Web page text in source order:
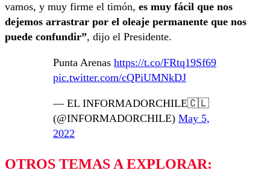
vamos, y muy firme el timón, es muy fácil que nos
dejemos arrastrar por el oleaje permanente que nos
puede confundir”, dijo el Presidente.
Punta Arenas https://t.co/FRtq19Sf69
pic.twitter.com/cQPiUMNkDJ
— EL INFORMADORCHILE🇨🇱
(@INFORMADORCHILE) May 5,
2022
OTROS TEMAS A EXPLORAR: